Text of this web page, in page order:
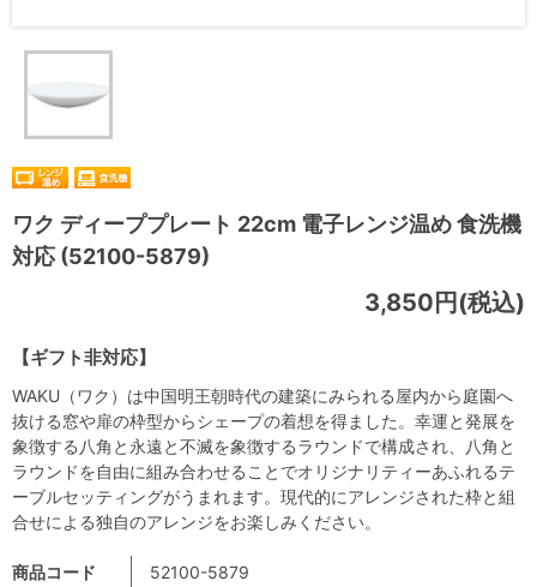
ワク ディーププレート 22cm 電子レンジ温め 食洗機
対応 (52100-5879)
【ギフト非対応】
3,850円(税込)
商品コード 52100-5879
WAKU（ワク）は中国明王朝時代の建築にみられる屋内から庭園へ
抜ける窓や扉の枠型からシェープの着想を得ました。幸運と発展を
象徴する八角と永遠と不滅を象徴するラウンドで構成され、八角と
ラウンドを自由に組み合わせることでオリジナリティーあふれるテ
ーブルセッティングがうまれます。現代的にアレンジされた枠と組
合せによる独自のアレンジをお楽しみください。